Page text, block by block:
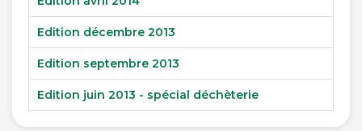
Edition décembre 2013
Edition septembre 2013
Edition juin 2013 - spécial déchèterie